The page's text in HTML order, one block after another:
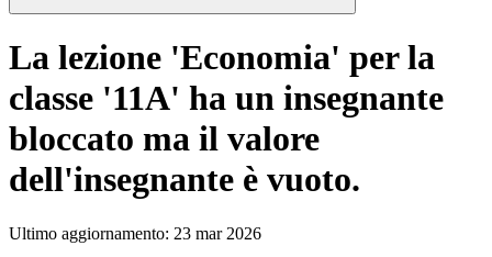
La lezione 'Economia' per la
classe '11A' ha un insegnante
bloccato ma il valore
dell'insegnante è vuoto.
Ultimo aggiornamento: 23 mar 2026